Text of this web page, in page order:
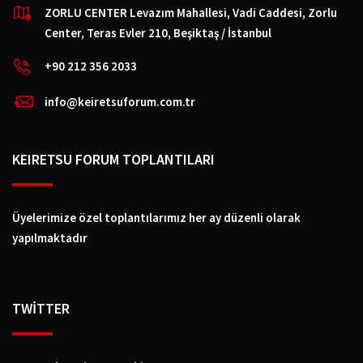
ZORLU CENTER Levazım Mahallesi, Vadi Caddesi, Zorlu
Center, Teras Evler 210, Beşiktaş / İstanbul
+90 212 356 2033
info@keiretsuforum.com.tr
KEIRETSU FORUM TOPLANTILARI
Üyelerimize özel toplantılarımız her ay düzenli olarak
yapılmaktadır
TWİTTER